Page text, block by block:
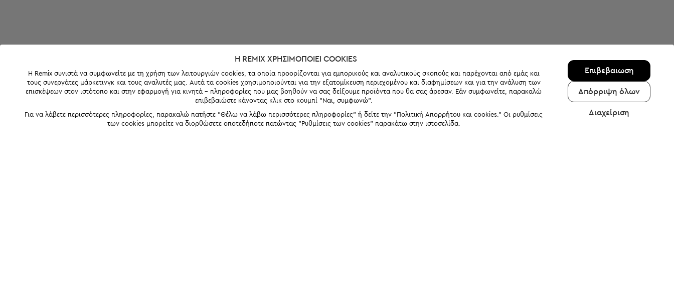
Η REMIX ΧΡΗΣΙΜΟΠΟΙΕΊ COOKIES
Η Remix συνιστά να συμφωνείτε με τη χρήση των λειτουργιών cookies, τα οποία προορίζονται για εμπορικούς και αναλυτικούς σκοπούς και παρέχονται από εμάς και
τους συνεργάτες μάρκετινγκ και τους αναλυτές μας. Αυτά τα cookies χρησιμοποιούνται για την εξατομίκευση περιεχομένου και διαφημίσεων και για την ανάλυση των
επισκέψεων στον ιστότοπο και στην εφαρμογή για κινητά - πληροφορίες που μας βοηθούν να σας δείξουμε προϊόντα που θα σας άρεσαν. Εάν συμφωνείτε, παρακαλώ
επιβεβαιώστε κάνοντας κλικ στο κουμπί "Ναι, συμφωνώ".
Για να λάβετε περισσότερες πληροφορίες, παρακαλώ πατήστε "Θέλω να λάβω περισσότερες πληροφορίες" ή δείτε την "Πολιτική Απορρήτου και cookies." Οι ρυθμίσεις
των cookies μπορείτε να διορθώσετε οποτεδήποτε πατώντας "Ρυθμίσεις των cookies" παρακάτω στην ιστοσελίδα.
Επιβεβαιωση
Απόρριψη όλων
Διαχείριση